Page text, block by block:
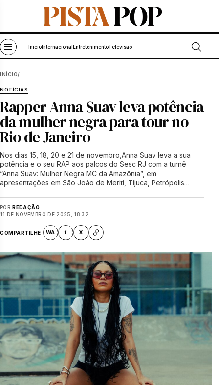
Pular para o conteúdo
Abrir menu
Início Internacional EntretenimentoTelevisão Abrir
INÍCIO/
NOTÍCIAS
Rapper Anna Suav leva potência
da mulher negra para tour no
Rio de Janeiro
Nos dias 15, 18, 20 e 21 de novembro,Anna Suav leva a sua
potência e o seu RAP aos palcos do Sesc RJ com a turnê
“Anna Suav: Mulher Negra MC da Amazônia”, em
apresentações em São João de Meriti, Tijuca, Petrópolis…
POR REDAÇÃO
11 DE NOVEMBRO DE 2025, 18:32
COMPARTILHE WA f X